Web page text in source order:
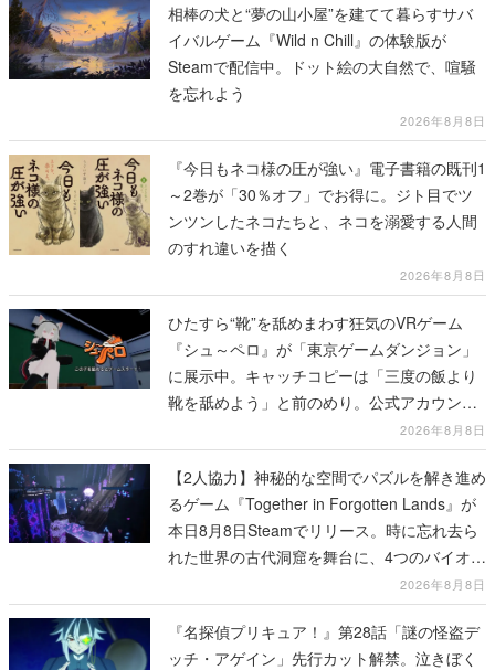
相棒の犬と“夢の山小屋”を建てて暮らすサバ
イバルゲーム『Wild n Chill』の体験版が
Steamで配信中。ドット絵の大自然で、喧騒
を忘れよう
2026年8月8日
『今日もネコ様の圧が強い』電子書籍の既刊1
～2巻が「30％オフ」でお得に。ジト目でツ
ンツンしたネコたちと、ネコを溺愛する人間
のすれ違いを描く
2026年8月8日
ひたすら“靴”を舐めまわす狂気のVRゲーム
『シュ～ペロ』が「東京ゲームダンジョン」
に展示中。キャッチコピーは「三度の飯より
靴を舐めよう」と前のめり。公式アカウント
も開設され、2026年リリースに向けて開発中
2026年8月8日
【2人協力】神秘的な空間でパズルを解き進め
るゲーム『Together in Forgotten Lands』が
本日8月8日Steamでリリース。時に忘れ去ら
れた世界の古代洞窟を舞台に、4つのバイオー
2026年8月8日
『名探偵プリキュア！』第28話「謎の怪盗デ
ッチ・アゲイン」先行カット解禁。泣きぼく